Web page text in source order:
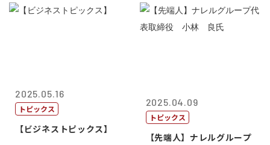
2025.05.16
トピックス
【ビジネストピックス】
2025.04.09
トピックス
【先端人】ナレルグループ